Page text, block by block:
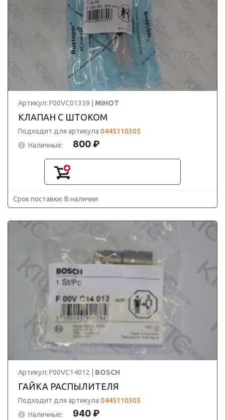
Артикул: F00VC01359 | MIHOT
КЛАПАН С ШТОКОМ
Подходит для артикула 0445110305
Наличные:
800 ₽
Срок поставки: В наличии
Артикул: F00VC14012 | BOSCH
ГАЙКА РАСПЫЛИТЕЛЯ
Подходит для артикула 0445110305
Наличные:
940 ₽